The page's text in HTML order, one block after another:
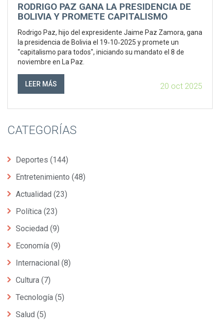
RODRIGO PAZ GANA LA PRESIDENCIA DE
BOLIVIA Y PROMETE CAPITALISMO
Rodrigo Paz, hijo del expresidente Jaime Paz Zamora, gana
la presidencia de Bolivia el 19‑10‑2025 y promete un
"capitalismo para todos", iniciando su mandato el 8 de
noviembre en La Paz.
LEER MÁS 20 oct 2025
CATEGORÍAS
Deportes (144)
Entretenimiento (48)
Actualidad (23)
Política (23)
Sociedad (9)
Economía (9)
Internacional (8)
Cultura (7)
Tecnología (5)
Salud (5)